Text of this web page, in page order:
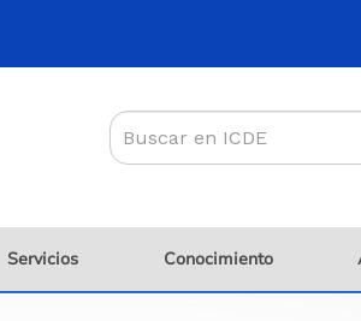
Servicios Conocimiento